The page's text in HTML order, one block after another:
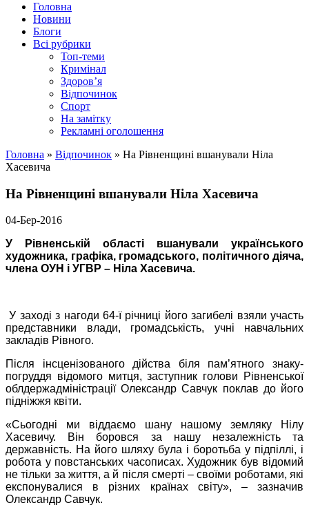
Головна
Новини
Блоги
Всі рубрики
Топ-теми
Кримінал
Здоров’я
Відпочинок
Спорт
На замітку
Рекламні оголошення
Головна » Відпочинок » На Рівненщині вшанували Ніла
Хасевича
На Рівненщині вшанували Ніла Хасевича
04-Бер-2016
У Рівненській області вшанували українського
художника, графіка, громадського, політичного діяча,
члена ОУН і УГВР – Ніла Хасевича.
У заході з нагоди 64-ї річниці його загибелі взяли участь
представники влади, громадськість, учні навчальних
закладів Рівного.
Після інсценізованого дійства біля пам’ятного знаку-
погруддя відомого митця, заступник голови Рівненської
облдержадміністрації Олександр Савчук поклав до його
підніжжя квіти.
«Сьогодні ми віддаємо шану нашому земляку Нілу
Хасевичу. Він боровся за нашу незалежність та
державність. На його шляху була і боротьба у підпіллі, і
робота у повстанських часописах. Художник був відомий
не тільки за життя, а й після смерті – своїми роботами, які
експонувалися в різних країнах світу», – зазначив
Олександр Савчук.